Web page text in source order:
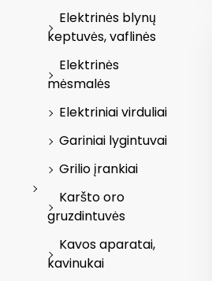
Elektrinės blynų
keptuvės, vaflinės
Elektrinės
mėsmalės
Elektriniai virduliai
Gariniai lygintuvai
Grilio įrankiai
Karšto oro
gruzdintuvės
Kavos aparatai,
kavinukai